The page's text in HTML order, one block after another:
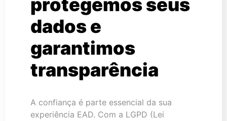
protegemos seus
dados e
garantimos
transparência
A confiança é parte essencial da sua
experiência EAD. Com a LGPD (Lei